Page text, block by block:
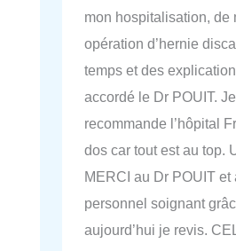
mon hospitalisation, de
opération d’hernie
temps et des
accordé le Dr POUIT. Je
recommande l’hôpital
dos car tout est au top.
MERCI au Dr POUIT et
personnel soignant
aujourd’hui je revis.